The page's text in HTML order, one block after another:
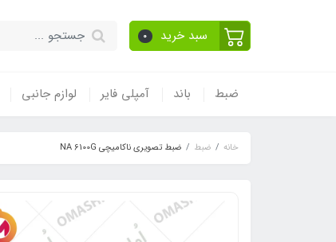
سبد خرید 0
ضبط باند آمپلی فایر لوازم جانبی
خانه ضبط ضبط تصویری ناکامیچی NA 6100G